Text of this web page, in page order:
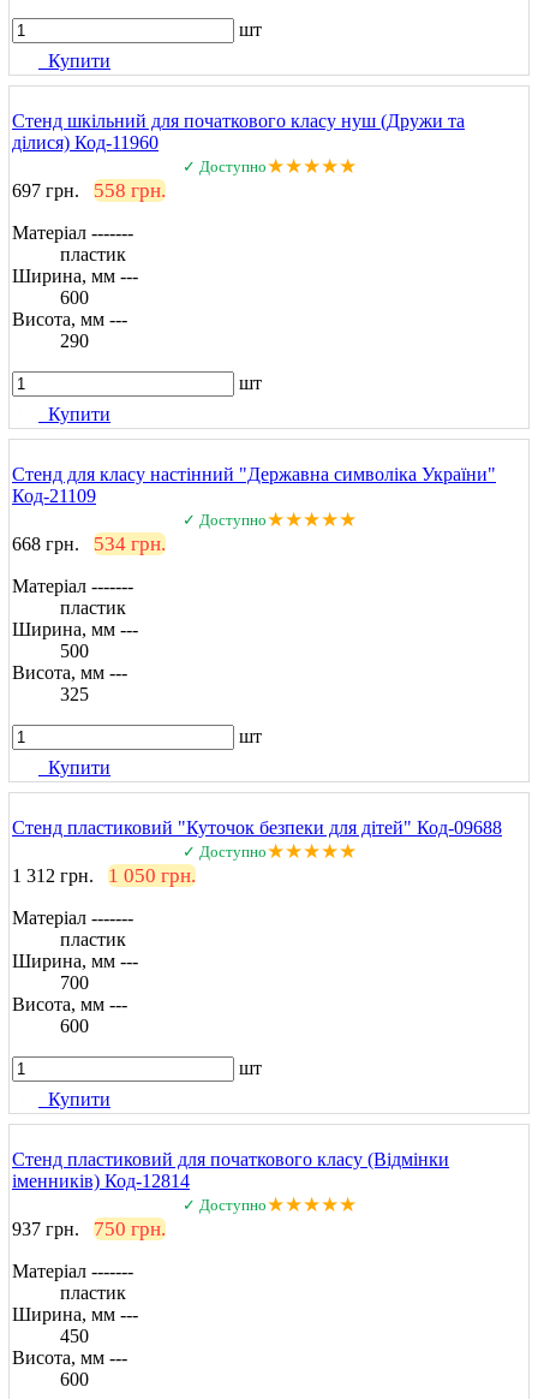
шт
Купити
Стенд шкільний для початкового класу нуш (Дружи та
ділися) Код-11960
✓ Доступно★★★★★
697 грн. 558 грн.
Матеріал -------
пластик
Ширина, мм ---
600
Висота, мм ---
290
шт
Купити
Стенд для класу настінний "Державна символіка України"
Код-21109
✓ Доступно★★★★★
668 грн. 534 грн.
Матеріал -------
пластик
Ширина, мм ---
500
Висота, мм ---
325
шт
Купити
Стенд пластиковий "Куточок безпеки для дітей" Код-09688
✓ Доступно★★★★★
1 312 грн. 1 050 грн.
Матеріал -------
пластик
Ширина, мм ---
700
Висота, мм ---
600
шт
Купити
Стенд пластиковий для початкового класу (Відмінки
іменників) Код-12814
✓ Доступно★★★★★
937 грн. 750 грн.
Матеріал -------
пластик
Ширина, мм ---
450
Висота, мм ---
600